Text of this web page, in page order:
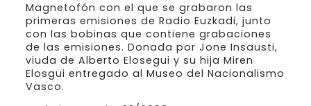
Magnetofón con el que se grabaron las
primeras emisiones de Radio Euzkadi, junto
con las bobinas que contiene grabaciones
de las emisiones. Donada por Jone Insausti,
viuda de Alberto Elosegui y su hija Miren
Elosgui entregado al Museo del Nacionalismo
Vasco.